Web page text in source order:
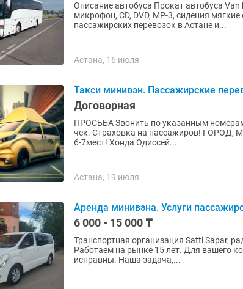
Описание автобуса Прокат автобуса Van hool.
микрофон, CD, DVD, MP-3, сидения мягкие
пассажирских перевозок в Астане и...
Астана, 16 июля
Такси минивэн. Пассажирские
Договорная
ПРОСЬБА Звонить по указанным номерам! Официальное Такси! Ип. Каспий QR.
чек. Страховка на пассажиров!
6-7мест! Хонда Одиссей...
Астана, 19 июля
Аренда минивэна. Услуги
6 000 - 15 000 ₸
Транспортная организация Satti Sapar,
Работаем на рынке 15 лет. Для вашего
исправны. Наша задача,...